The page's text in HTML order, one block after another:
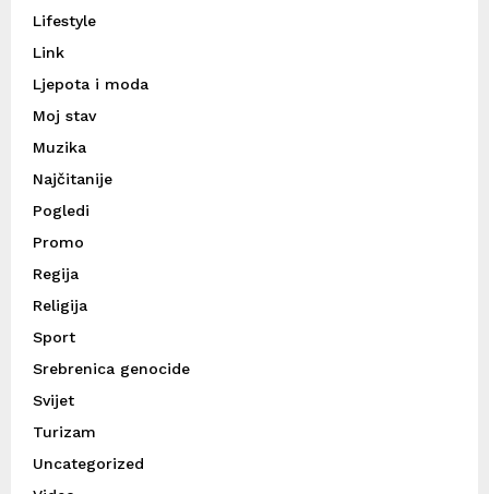
Lifestyle
Link
Ljepota i moda
Moj stav
Muzika
Najčitanije
Pogledi
Promo
Regija
Religija
Sport
Srebrenica genocide
Svijet
Turizam
Uncategorized